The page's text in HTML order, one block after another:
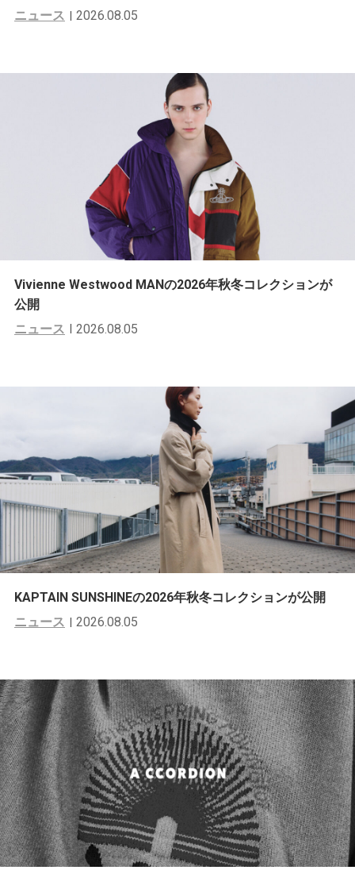
ニュース
2026.08.05
Vivienne Westwood MANの2026年秋冬コレクションが
公開
ニュース
2026.08.05
KAPTAIN SUNSHINEの2026年秋冬コレクションが公開
ニュース
2026.08.05